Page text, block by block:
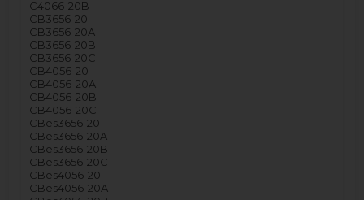
C4066-20B
CB3656-20
CB3656-20A
CB3656-20B
CB3656-20C
CB4056-20
CB4056-20A
CB4056-20B
CB4056-20C
CBes3656-20
CBes3656-20A
CBes3656-20B
CBes3656-20C
CBes4056-20
CBes4056-20A